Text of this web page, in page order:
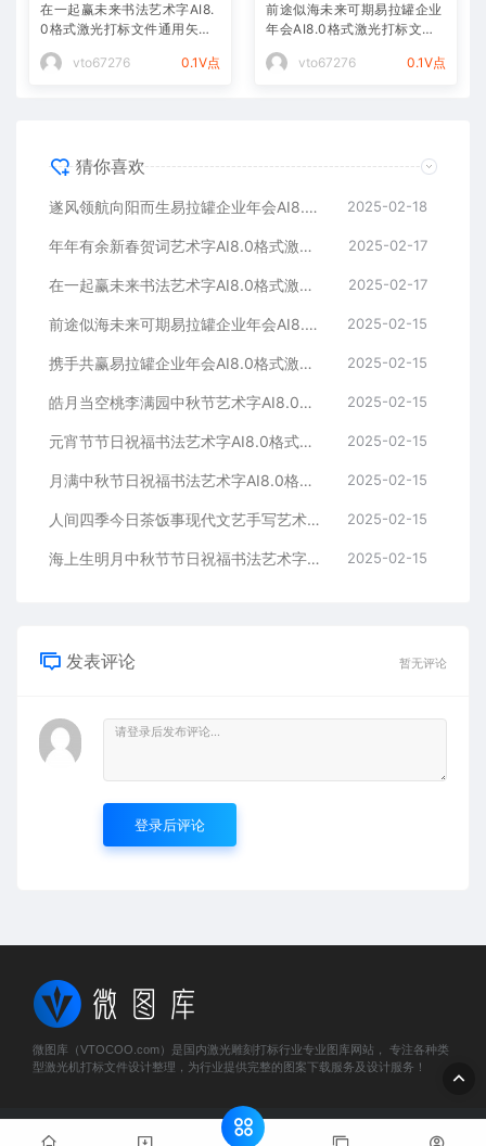
在一起赢未来书法艺术字AI8.
0格式激光打标文件通用矢量
图
vto67276
0.1V点
前途似海未来可期易拉罐企业
年会AI8.0格式激光打标文件
通用矢量图
vto67276
0.1V点
猜你喜欢
遂风领航向阳而生易拉罐企业年会AI8.0格式激光打标文件通用矢量图 2025-02-18
年年有余新春贺词艺术字AI8.0格式激光打标文件通用矢量图 2025-02-17
在一起赢未来书法艺术字AI8.0格式激光打标文件通用矢量图 2025-02-17
前途似海未来可期易拉罐企业年会AI8.0格式激光打标文件通用矢量图 2025-02-15
携手共赢易拉罐企业年会AI8.0格式激光打标文件通用矢量图 2025-02-15
皓月当空桃李满园中秋节艺术字AI8.0格式激光打标文件通用矢量图 2025-02-15
元宵节节日祝福书法艺术字AI8.0格式激光打标文件通用矢量图 2025-02-15
月满中秋节日祝福书法艺术字AI8.0格式激光打标文件通用矢量图 2025-02-15
人间四季今日茶饭事现代文艺手写艺术字AI8.0格式激光打标文件通用矢量图 2025-02-15
海上生明月中秋节节日祝福书法艺术字AI8.0格式激光打标文件通用矢量图 2025-02-15
发表评论 暂无评论
登录后评论
微图库（VTOCOO.com）是国内激光雕刻打标行业专业图库网站， 专注各种类
型激光机打标文件设计整理，为行业提供完整的图案下载服务及设计服务！
© 2023 微图库 - vtocoo.com & Lancer . All rights reserved